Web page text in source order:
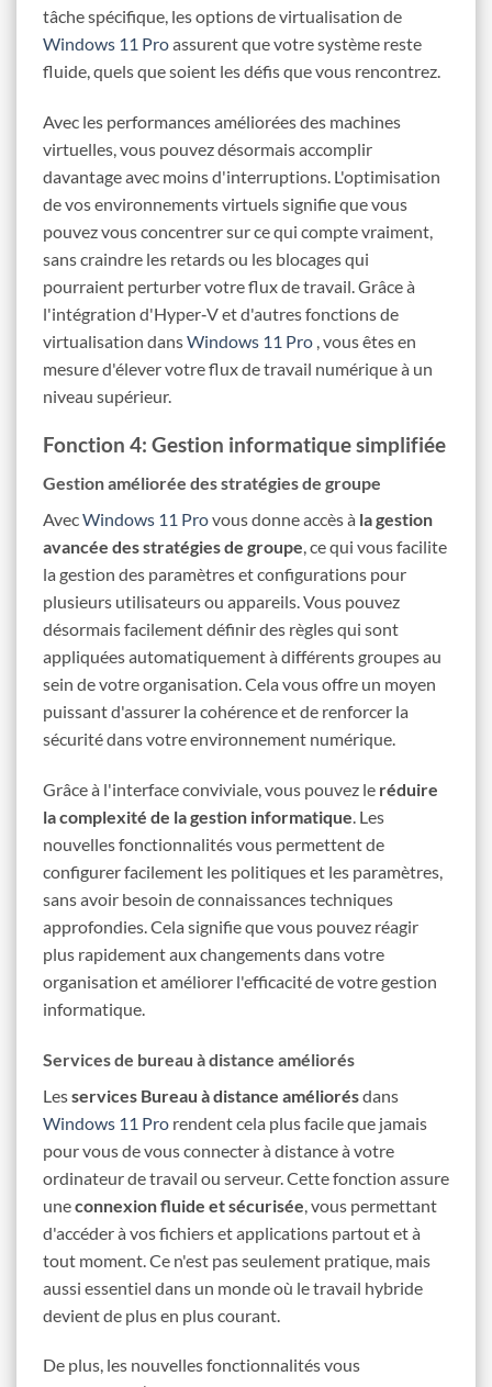
tâche spécifique, les options de virtualisation de
Windows 11 Proassurent que votre système reste
fluide, quels que soient les défis que vous rencontrez.
Avec les performances améliorées des machines
virtuelles, vous pouvez désormais accomplir
davantage avec moins d'interruptions. L'optimisation
de vos environnements virtuels signifie que vous
pouvez vous concentrer sur ce qui compte vraiment,
sans craindre les retards ou les blocages qui
pourraient perturber votre flux de travail. Grâce à
l'intégration d'Hyper‑V et d'autres fonctions de
virtualisation dansWindows 11 Pro , vous êtes en
mesure d'élever votre flux de travail numérique à un
niveau supérieur.
Fonction 4: Gestion informatique simplifiée
Gestion améliorée des stratégies de groupe
AvecWindows 11 Provous donne accès à la gestion
avancée des stratégies de groupe, ce qui vous facilite
la gestion des paramètres et configurations pour
plusieurs utilisateurs ou appareils. Vous pouvez
désormais facilement définir des règles qui sont
appliquées automatiquement à différents groupes au
sein de votre organisation. Cela vous offre un moyen
puissant d'assurer la cohérence et de renforcer la
sécurité dans votre environnement numérique.
Grâce à l'interface conviviale, vous pouvez le réduire
la complexité de la gestion informatique. Les
nouvelles fonctionnalités vous permettent de
configurer facilement les politiques et les paramètres,
sans avoir besoin de connaissances techniques
approfondies. Cela signifie que vous pouvez réagir
plus rapidement aux changements dans votre
organisation et améliorer l'efficacité de votre gestion
informatique.
Services de bureau à distance améliorés
Lesservices Bureau à distance améliorésdans
Windows 11 Pro rendent cela plus facile que jamais
pour vous de vous connecter à distance à votre
ordinateur de travail ou serveur. Cette fonction assure
uneconnexion fluide et sécurisée , vous permettant
d'accéder à vos fichiers et applications partout et à
tout moment. Ce n'est pas seulement pratique, mais
aussi essentiel dans un monde où le travail hybride
devient de plus en plus courant.
De plus, les nouvelles fonctionnalités vous